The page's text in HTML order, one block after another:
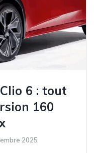
6 : tout
160
2025